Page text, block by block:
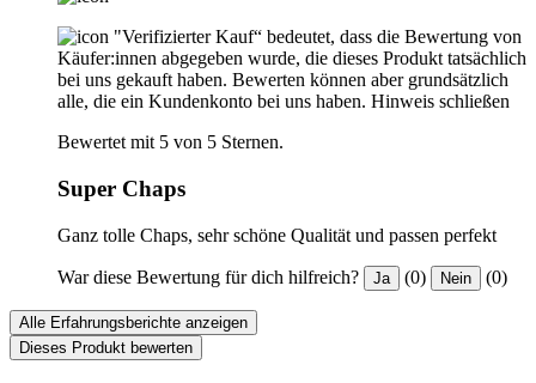
"Verifizierter Kauf“ bedeutet, dass die Bewertung von
Käufer:innen abgegeben wurde, die dieses Produkt tatsächlich
bei uns gekauft haben. Bewerten können aber grundsätzlich
alle, die ein Kundenkonto bei uns haben. Hinweis schließen
Bewertet mit 5 von 5 Sternen.
Super Chaps
Ganz tolle Chaps, sehr schöne Qualität und passen perfekt
War diese Bewertung für dich hilfreich? Ja (0) Nein (0)
Alle Erfahrungsberichte anzeigen
Dieses Produkt bewerten